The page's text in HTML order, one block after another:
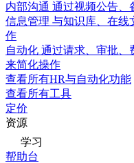
内部沟通 通过视频公告、
信息管理 与知识库、在线
作
自动化 通过请求、审批、
来简化操作
查看所有HR与自动化功能
查看所有工具
定价
资源
学习
帮助台